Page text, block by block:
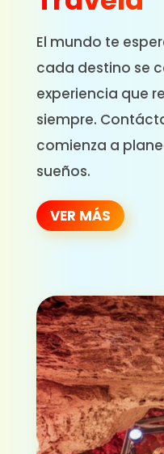
El mundo te
cada destino se
experiencia que
siempre.
comienza a
sueños.
VER MÁS